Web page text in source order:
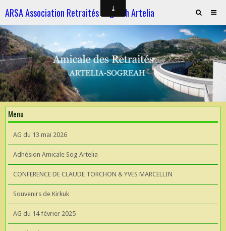
ARSA Association Retraités Sogreah Artelia
Invitation au repas le 21 novembre 2025
ARTELIA et l'Hydroélectricité
ARTELIA et l'Hydroélectricité
Souvenirs de KIrkuk
CONFERENCE DE CLAUDE TORCHON & YVES MARCELLIN A L'UIAD
AG 2026 du 13 mai
Menu
AG du 13 mai 2026
Adhésion Amicale Sog Artelia
CONFERENCE DE CLAUDE TORCHON & YVES MARCELLIN
Souvenirs de Kirkuk
AG du 14 février 2025